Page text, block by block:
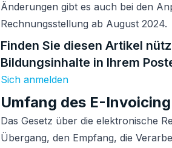
Änderungen gibt es auch bei den
Rechnungsstellung ab August 2024.
Finden Sie diesen Artikel
Bildungsinhalte in Ihrem
Sich anmelden
Umfang des E-
Das Gesetz über die elektronische
Übergang, den Empfang, die